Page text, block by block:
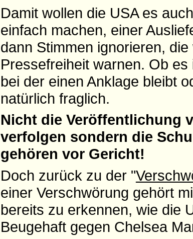
Damit wollen die USA es
einfach machen, einer
dann Stimmen ignorieren,
Pressefreiheit warnen. Ob
bei der einen Anklage bleibt
natürlich fraglich.
Nicht die Veröffentlichung
verfolgen sondern die
gehören vor Gericht!
Doch zurück zu der "
einer Verschwörung gehört
bereits zu erkennen, wie die
Beugehaft gegen Chelsea